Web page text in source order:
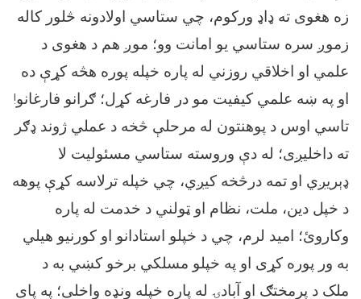
زه هغوی ته ډاډ ورکوم، چي ستاسي اولادونه څلور کاله
زموږ سره ستاسي يو امانت وو؛ موږ هم د هغوی د
علمي او اخلاقي روزني له پاره خپله پوره هڅه کړې ده
او په ښه علمي کیفيت مو در فارغه کړل؛ ګرانو فارغانو!
تاسي اوس د پوهنتون له مرحلې څخه د عملي ژوند ډګر
ته داخليږى؛ له دې وروسته ستاسي مسئولیت لا
ډېريږي او تمه درڅخه کيږي، چي خپله ترلاسه کړې پوهه
د خپل دین، ملت، نظام او ټولني د خدمت له پاره
وکاروئ؛ اميد لرم، چي د خپلو استادانو او کورنیو هیلي
به ور پوره کړى او په خپلو مسلکي برخو کښي به د
ملک د پرمختګ او آبادۍ له پاره خپله ونډه واخلی؛ په پای